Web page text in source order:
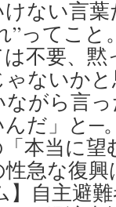
ない言
”ってこ
不要、
ないか
がら言
だ」と─
本当に望
急な復
自主避